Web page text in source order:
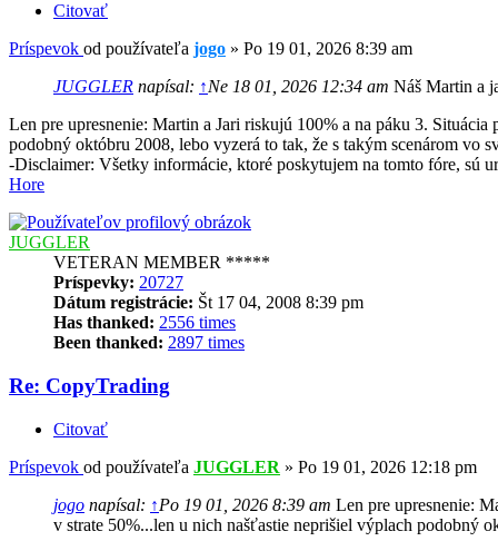
Citovať
Príspevok od používateľa jogo » Po 19 01, 2026 8:39 am
JUGGLER napísal: ↑Ne 18 01, 2026 12:34 am Náš Martin a
Len pre upresnenie: Martin a Jari riskujú 100% a na páku 3.
podobný októbru 2008, lebo vyzerá to tak, že s takým scenárom vo
-Disclaimer: Všetky informácie, ktoré poskytujem na tomto fóre, sú
Hore
JUGGLER
VETERAN MEMBER *****
Príspevky: 20727
Dátum registrácie: Št 17 04, 2008 8:39 pm
Has thanked: 2556 times
Been thanked: 2897 times
Re: CopyTrading
Citovať
Príspevok od používateľa JUGGLER » Po 19 01, 2026 12:18 pm
jogo napísal: ↑Po 19 01, 2026 8:39 am Len pre upresnenie:
v strate 50%...len u nich našťastie neprišiel výplach podobný